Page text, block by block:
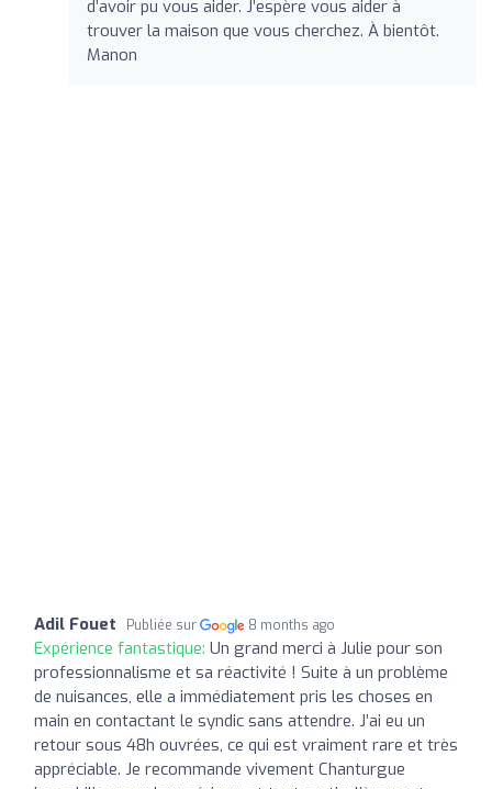
d’avoir pu vous aider. J’espère vous aider à
trouver la maison que vous cherchez. À bientôt.
Manon
Adil Fouet Publiée sur 8 months ago
Expérience fantastique: Un grand merci à Julie pour son
professionnalisme et sa réactivité ! Suite à un problème
de nuisances, elle a immédiatement pris les choses en
main en contactant le syndic sans attendre. J’ai eu un
retour sous 48h ouvrées, ce qui est vraiment rare et très
appréciable. Je recommande vivement Chanturgue